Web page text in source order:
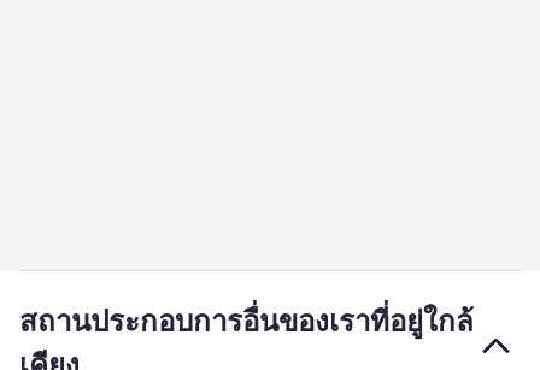
สถานประกอบการอื่นของเราที่อยู่ใกล้